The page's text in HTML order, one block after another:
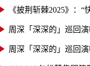
《披荆斩棘2025》：
周深「深深的」巡回
周深「深深的」巡回